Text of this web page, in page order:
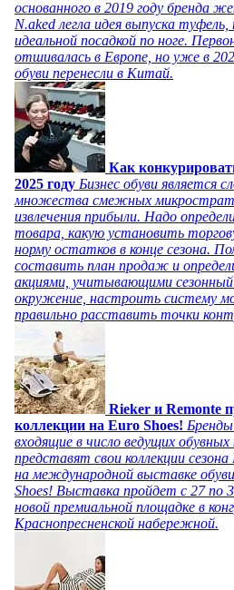
основанного в 2019 году бренда
N.aked легла идея выпуска
идеальной посадкой по ноге.
отшивалась в Европе, но уже в
обуви перенесли в Китай.
Как
2025 году Бизнес обуви является
множества смежных
извлечения прибыли. Надо
товара, какую установить
норму остатков в конце сезона.
составить план продаж и
акциями, учитывающими сезонный
окружение, настроить систему
правильно расставить точки
Rieker и Remonte
коллекции на Euro Shoes! Бренды
входящие в число ведущих обувных
представят свои коллекции
на международной выставке обуви
Shoes! Выставка пройдет c 27 по
новой премиальной площадке в
Краснопресненской набережной.